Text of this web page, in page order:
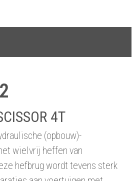
4T
(opbouw)-
wielvrij heffen van
hefbrug wordt tevens sterk